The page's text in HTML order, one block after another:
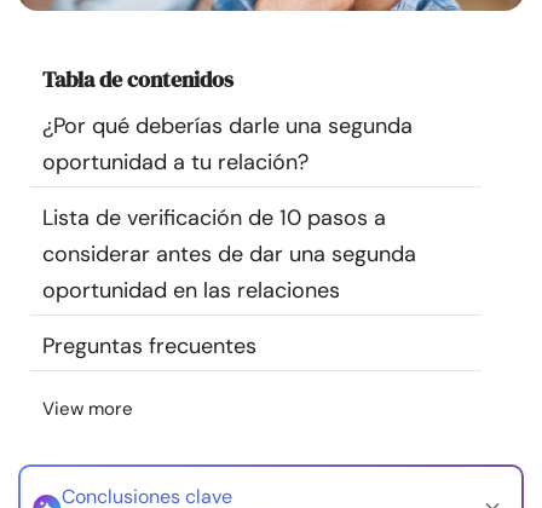
Idioma
Sobre nosotros Contáctanos Escríbenos
Publicidad con
nosotros
© Copyright 2026. Todos los derechos reservados.
Tabla de contenidos
¿Por qué deberías darle una segunda
oportunidad a tu relación?
Lista de verificación de 10 pasos a
considerar antes de dar una segunda
oportunidad en las relaciones
Preguntas frecuentes
View more
Conclusiones clave